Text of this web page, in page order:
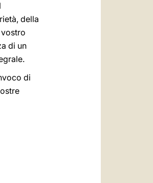
della
di un
di